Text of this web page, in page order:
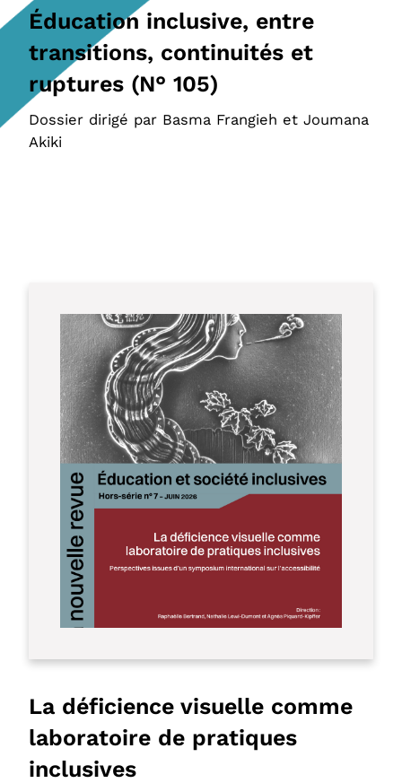
Éducation inclusive, entre
transitions, continuités et
ruptures (N° 105)
Dossier dirigé par Basma Frangieh et Joumana
Akiki
La déficience visuelle comme
laboratoire de pratiques
inclusives